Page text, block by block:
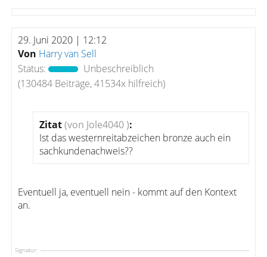
29. Juni 2020 | 12:12
Von Harry van Sell
Status:
Unbeschreiblich
(130484 Beiträge, 41534x hilfreich)
Zitat(von Jole4040 ):
Ist das westernreitabzeichen bronze auch ein
sachkundenachweis??
Eventuell ja, eventuell nein - kommt auf den Kontext
an.
Signatur: